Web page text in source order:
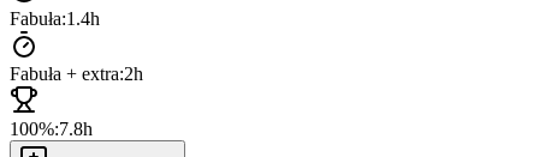
Fabuła:1.4h
Fabuła + extra:2h
100%:7.8h